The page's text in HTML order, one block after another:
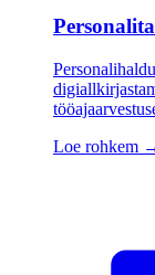
Loe rohkem